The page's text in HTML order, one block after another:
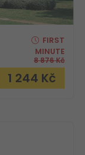
FIRST
MINUTE
8 876Kč
1 244 Kč